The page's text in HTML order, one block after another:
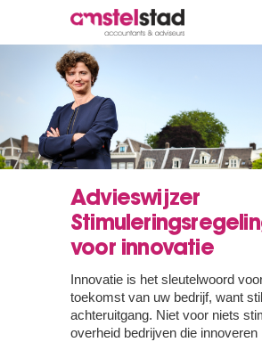
Advieswijzer
voor innovatie
Innovatie is het sleutelwoord
toekomst van uw bedrijf, want
achteruitgang. Niet voor niets
overheid bedrijven die innoveren